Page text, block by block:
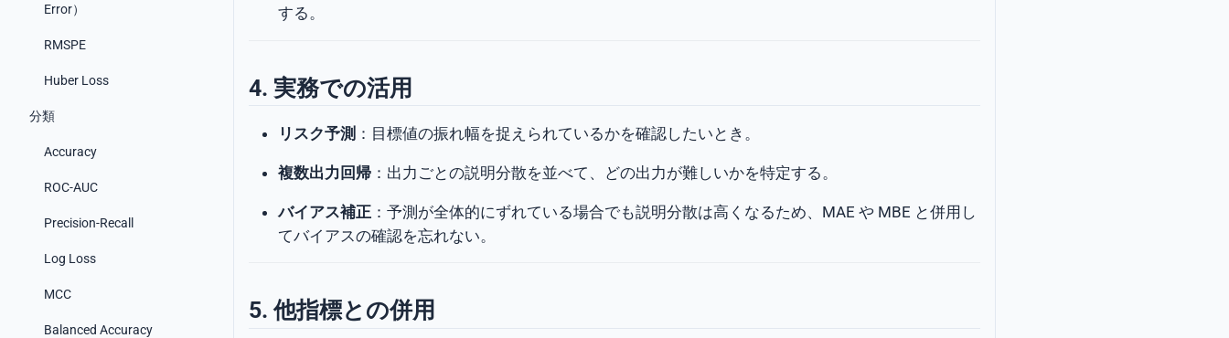
Error）
RMSPE
Huber Loss
分類
Accuracy
ROC-AUC
Precision-Recall
Log Loss
MCC
Balanced Accuracy
する。
4. 実務での活用
リスク予測 ：目標値の振れ幅を捉えられているかを確認したいとき。
複数出力回帰 ：出力ごとの説明分散を並べて、どの出力が難しいかを特定する。
バイアス補正 ：予測が全体的にずれている場合でも説明分散は高くなるため、MAE や MBE と併用し
てバイアスの確認を忘れない。
5. 他指標との併用